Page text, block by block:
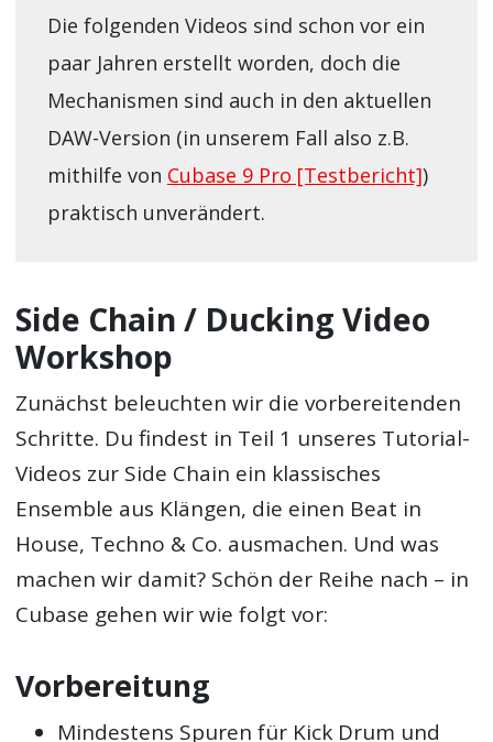
Die folgenden Videos sind schon vor ein
paar Jahren erstellt worden, doch die
Mechanismen sind auch in den aktuellen
DAW-Version (in unserem Fall also z.B.
mithilfe von Cubase 9 Pro [Testbericht])
praktisch unverändert.
Side Chain / Ducking Video
Workshop
Zunächst beleuchten wir die vorbereitenden
Schritte. Du findest in Teil 1 unseres Tutorial-
Videos zur Side Chain ein klassisches
Ensemble aus Klängen, die einen Beat in
House, Techno & Co. ausmachen. Und was
machen wir damit? Schön der Reihe nach – in
Cubase gehen wir wie folgt vor:
Vorbereitung
Mindestens Spuren für Kick Drum und